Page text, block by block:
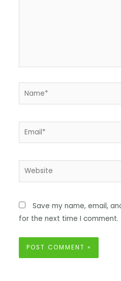
Save my name, email,
for the next time I comment.